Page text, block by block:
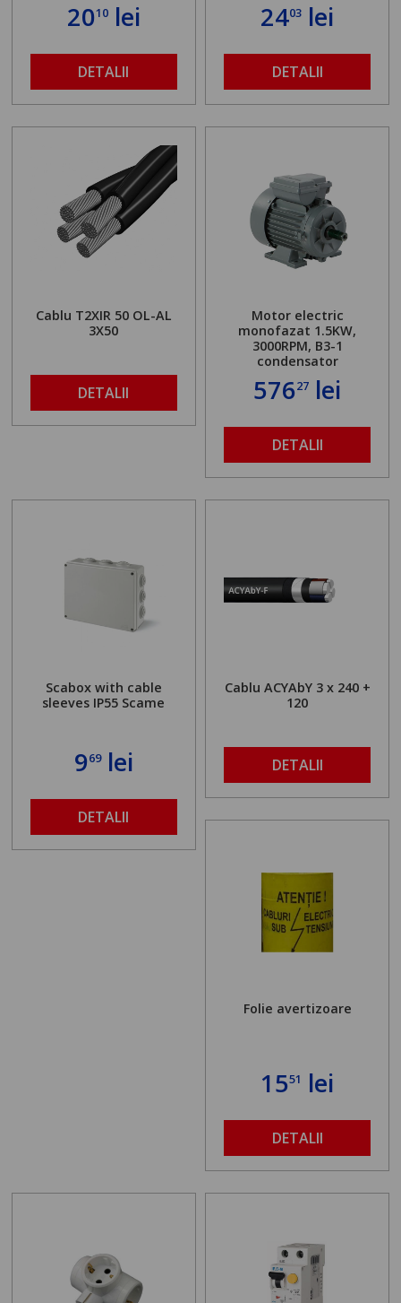
2010lei
DETALII
2403 lei
DETALII
Cablu T2XIR 50 OL-AL
3X50
DETALII
Motor electric
monofazat 1.5KW,
3000RPM, B3-1
condensator
57627 lei
DETALII
Scabox with cable
sleeves IP55 Scame
969lei
DETALII
Cablu ACYAbY 3 x 240 +
120
DETALII
Folie avertizoare
1551 lei
DETALII